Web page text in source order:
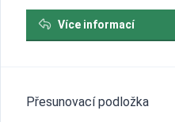
Více informací
Přesunovací podložka